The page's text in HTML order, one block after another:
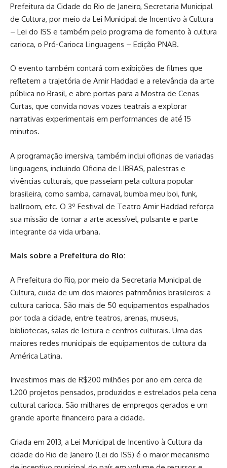
Prefeitura da Cidade do Rio de Janeiro, Secretaria Municipal
de Cultura, por meio da Lei Municipal de Incentivo à Cultura
– Lei do ISS e também pelo programa de fomento à cultura
carioca, o Pró-Carioca Linguagens – Edição PNAB.
O evento também contará com exibições de filmes que
refletem a trajetória de Amir Haddad e a relevância da arte
pública no Brasil, e abre portas para a Mostra de Cenas
Curtas, que convida novas vozes teatrais a explorar
narrativas experimentais em performances de até 15
minutos.
A programação imersiva, também inclui oficinas de variadas
linguagens, incluindo Oficina de LIBRAS, palestras e
vivências culturais, que passeiam pela cultura popular
brasileira, como samba, carnaval, bumba meu boi, funk,
ballroom, etc. O 3º Festival de Teatro Amir Haddad reforça
sua missão de tornar a arte acessível, pulsante e parte
integrante da vida urbana.
Mais sobre a Prefeitura do Rio:
A Prefeitura do Rio, por meio da Secretaria Municipal de
Cultura, cuida de um dos maiores patrimônios brasileiros: a
cultura carioca. São mais de 50 equipamentos espalhados
por toda a cidade, entre teatros, arenas, museus,
bibliotecas, salas de leitura e centros culturais. Uma das
maiores redes municipais de equipamentos de cultura da
América Latina.
Investimos mais de R$200 milhões por ano em cerca de
1.200 projetos pensados, produzidos e estrelados pela cena
cultural carioca. São milhares de empregos gerados e um
grande aporte financeiro para a cidade.
Criada em 2013, a Lei Municipal de Incentivo à Cultura da
cidade do Rio de Janeiro (Lei do ISS) é o maior mecanismo